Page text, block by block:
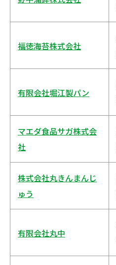
福徳海苔株式会社
有限会社堀江製パン
マエダ食品サガ株式会
社
株式会社丸きんまんじ
ゅう
有限会社丸中